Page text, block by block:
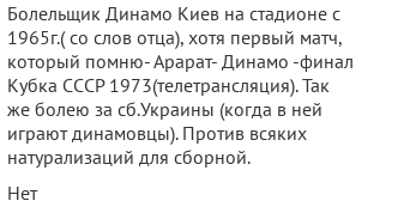
Болельщик Динамо Киев на стадионе с
1965г.( со слов отца), хотя первый матч,
который помню- Арарат- Динамо -финал
Кубка СССР 1973(телетрансляция). Так
же болею за сб.Украины (когда в ней
играют динамовцы). Против всяких
натурализаций для сборной.
Нет